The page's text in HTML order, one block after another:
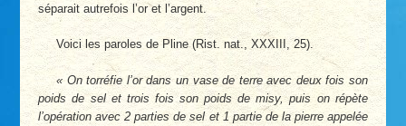
séparait autrefois l’or et l’argent.
Voici les paroles de Pline (Rist. nat., XXXIII, 25).
On torréfie l’or dans un vase de terre avec deux fois son
poids de sel et trois fois son poids de misy, puis on répète
l’opération avec 2 parties de sel et 1 partie de la pierre appelée